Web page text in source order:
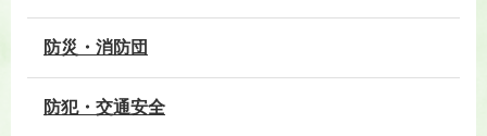
防災・消防団
防犯・交通安全